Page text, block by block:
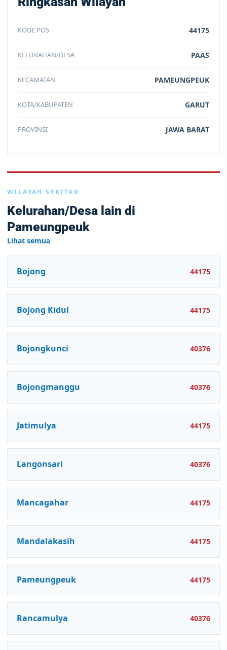
KODE POS 44175
KELURAHAN/DESA PAAS
KECAMATAN PAMEUNGPEUK
KOTA/KABUPATEN GARUT
PROVINSI JAWA BARAT
WILAYAH SEKITAR
Kelurahan/Desa lain di
Pameungpeuk
Lihat semua
Bojong 44175
Bojong Kidul 44175
Bojongkunci 40376
Bojongmanggu 40376
Jatimulya 44175
Langonsari 40376
Mancagahar 44175
Mandalakasih 44175
Pameungpeuk 44175
Rancamulya 40376